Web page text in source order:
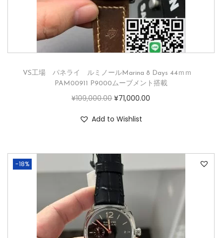
VS工場 パネライ ルミノールMarina 8 Days 44ｍｍ
PAM00911 P9000ムーブメント搭載
¥109,000.00 ¥71,000.00
Add to Wishlist
-18%